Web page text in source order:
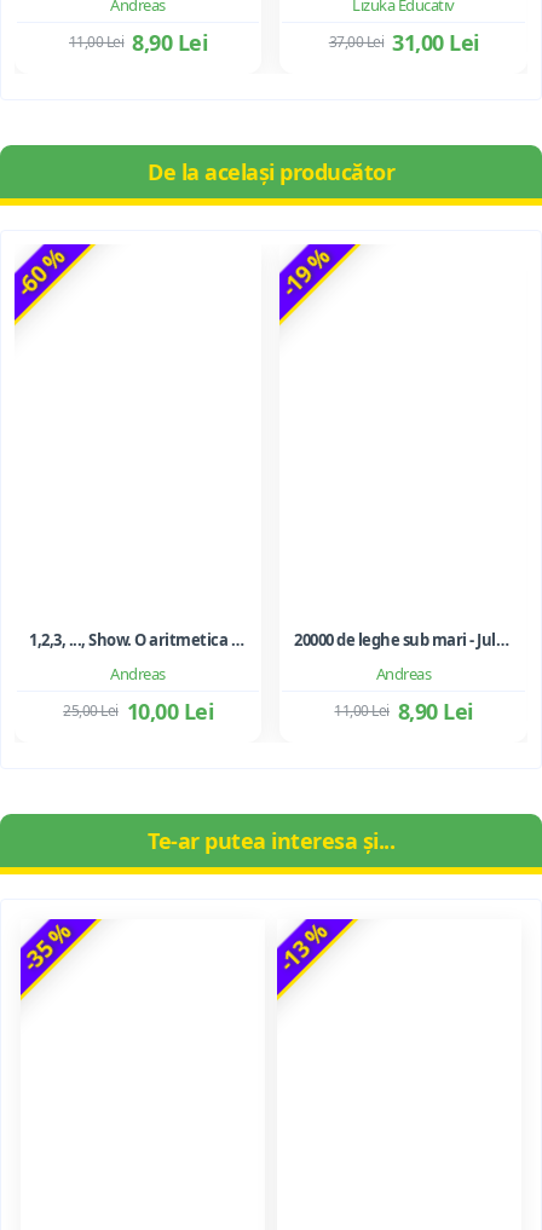
Andreas
8,90 Lei
11,00 Lei
Lizuka Educativ
31,00 Lei
37,00 Lei
De la același producător
-60 %
Andreas
1,2,3, ..., Show. O aritmetica emotionala, o poezie a matematicii - Ioan Dancila
10,00 Lei
25,00 Lei
-19 %
Andreas
20000 de leghe sub mari - Jules Verne
8,90 Lei
11,00 Lei
Te-ar putea interesa și...
-35 % -13 %